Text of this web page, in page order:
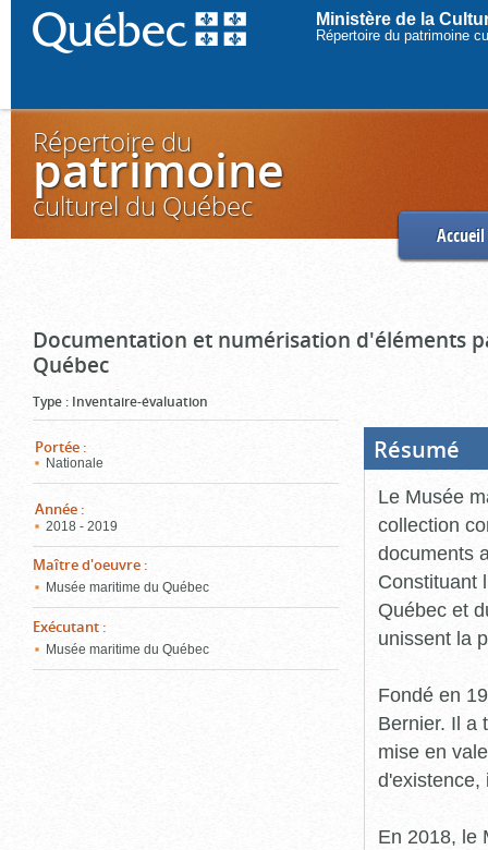
Ministère de la
Répertoire du patrimoine
Répertoire du
patrimoine
culturel du Québec
Accueil
Documentation et numérisation d'éléments
Québec
Type : Inventaire-évaluation
Portée :
Nationale
Année :
2018 - 2019
Maître d'oeuvre :
Musée maritime du Québec
Exécutant :
Musée maritime du Québec
Résumé
Le Musée
collection
documents
Constituant
Québec et
unissent la
Fondé en
Bernier. Il a
mise en
d'existence,
En 2018, le